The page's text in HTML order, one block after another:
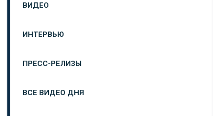
ВИДЕО
ИНТЕРВЬЮ
ПРЕСС-РЕЛИЗЫ
ВСЕ ВИДЕО ДНЯ